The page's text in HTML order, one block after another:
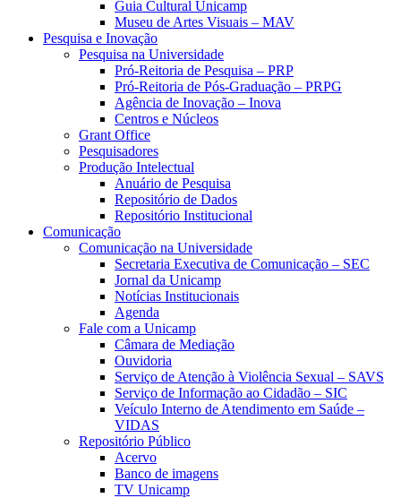
Guia Cultural Unicamp
Museu de Artes Visuais – MAV
Pesquisa e Inovação
Pesquisa na Universidade
Pró-Reitoria de Pesquisa – PRP
Pró-Reitoria de Pós-Graduação – PRPG
Agência de Inovação – Inova
Centros e Núcleos
Grant Office
Pesquisadores
Produção Intelectual
Anuário de Pesquisa
Repositório de Dados
Repositório Institucional
Comunicação
Comunicação na Universidade
Secretaria Executiva de Comunicação – SEC
Jornal da Unicamp
Notícias Institucionais
Agenda
Fale com a Unicamp
Câmara de Mediação
Ouvidoria
Serviço de Atenção à Violência Sexual – SAVS
Serviço de Informação ao Cidadão – SIC
Veículo Interno de Atendimento em Saúde –
VIDAS
Repositório Público
Acervo
Banco de imagens
TV Unicamp